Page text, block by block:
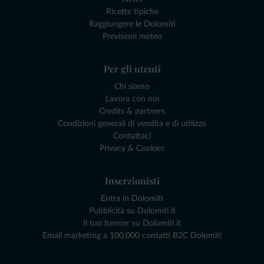
Ricette tipiche
Raggiungere le Dolomiti
Previsioni meteo
Per gli utenti
Chi siamo
Lavora con noi
Credits & partners
Condizioni generali di vendita e di utilizzo
Contattaci
Privacy & Cookies
Inserzionisti
Entra in Dolomiti
Pubblicità su Dolomiti.it
Il tuo banner su Dolomiti.it
Email marketing a 100.000 contatti B2C Dolomiti